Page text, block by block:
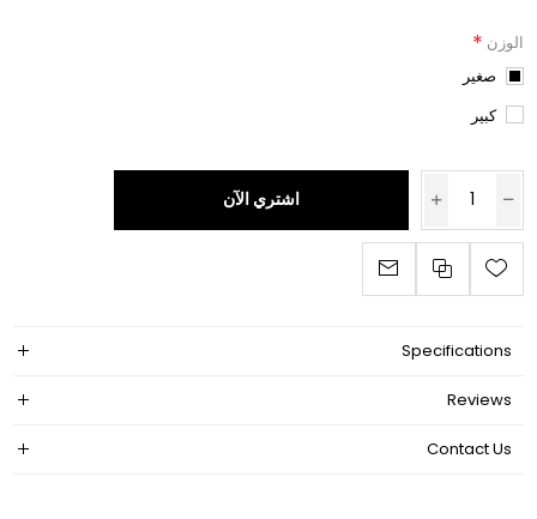
الوزن *
صغير
كبير
اشتري الآن
Specifications
Reviews
Contact Us